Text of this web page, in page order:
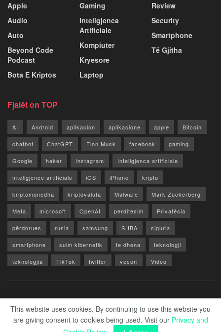
Apple
Audio
Auto
Beyond Code
Podcast
Bota E Kriptos
Gaming
Inteligjenca
Artificiale
Kompiuter
Kryesore
Laptop
Review
Security
Smartphone
Të Gjitha
Fjalët on TOP
AI Android aplikacion aplikacione apple Bitcoin
chatbot ChatGPT Elon Musk facebook gaming
Google haker Instagram Inteligjenca artificiale
inteligjence artificiale iOS iPhone kripto
kriptomonedha kriptovaluta Malware Mark Zuckerberg
Meta microsoft OpenAI perditesim Privatësia
përdorues rusia samsung SHBA siguria
smartphone sulm kibernetik te dhena teknologji
teknologjia TikTok twitter vecori Video
© 2026 Zero1.al - Part of techzero1.com
This website uses cookies. By continuing to use this website you
are giving consent to cookies being used. Visit our Privacy and